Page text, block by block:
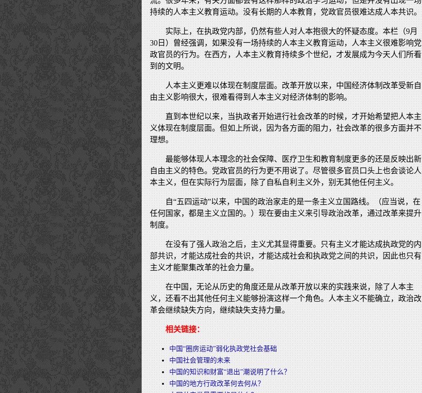
持续的人本主义教育运动。没有长期的人本教育，党政官员很难达成人本共识。
实际上，在执政党内部，仍然有些人对人本抱很大的怀疑态度。本栏（9月
30日）曾经强调，如果没有一场持续的人本主义教育运动，人本主义很难影响党
政官员的行为。在西方，人本主义教育持续多个世纪，才发展成为今天人们所看
到的文明。
人本主义更难以体现在制度层面。改革开放以来，中国经济体制改革受新自
由主义影响很大，很难看得到人本主义对经济体制的影响。
直到本世纪以来，当执政者开始进行社会改革的时候，才开始希望把人本主
义体现在制度层面。但如上所说，因为各方面的阻力，社会改革的很多方面并不
理想。
最能够体现人本理念的社会保障、医疗卫生和教育制度更多的还是反映出新
自由主义的特色。党政官员的行为更不用说了。尽管很多官员口头上也会谈论人
本主义，但在实际行为层面，除了自私自利主义外，别无其他任何主义。
自“五四运动”以来，中国的政治家走的是一条主义立国路线。（应当说，在
任何国家，都是主义立国的。）现在要由主义来引导政治改革，通过改革来提升
制度。
在没有了强人政治之后，主义尤其显得重要。只有主义才能达成执政党的内
部共识，才能达成社会的共识，才能达成社会和执政党之间的共识，因此也只有
主义才能聚集改革的社会力量。
在中国，无论从历史的角度还是从改革开放以来的实践来说，除了人本主
义，还看不出其他任何主义能够扮演这样一个角色。人本主义不能确立，政治改
革会继续缺失方向，继续缺失支持力量。
相关链接：
中国“圈房运动”弱化执政党社会基础
中国社会管理的未来
中国的知识和财富“退出”潮说明了什么？
中国的地方行政改革何去何从？